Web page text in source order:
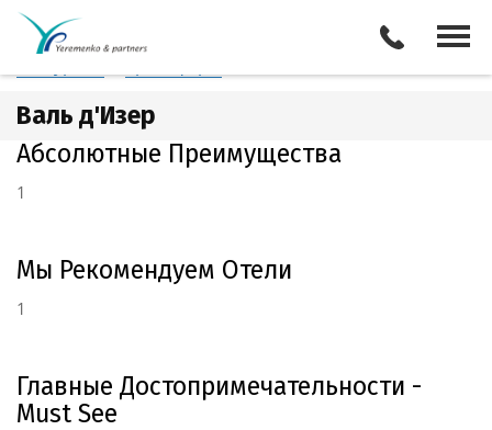
Франция
Все туры
Валь д'Изер
Абсолютные Преимущества
1
Мы Рекомендуем Отели
1
Главные Достопримечательности -
Must See